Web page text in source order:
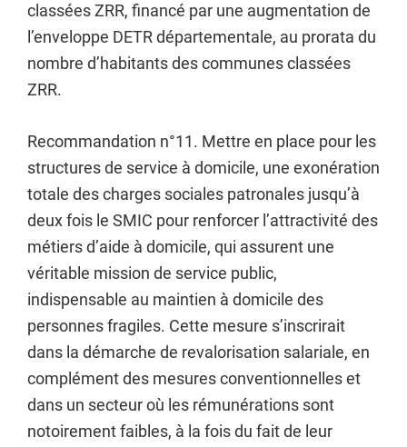
classées ZRR, financé par une augmentation de
l’enveloppe DETR départementale, au prorata du
nombre d’habitants des communes classées
ZRR.
Recommandation n°11. Mettre en place pour les
structures de service à domicile, une exonération
totale des charges sociales patronales jusqu’à
deux fois le SMIC pour renforcer l’attractivité des
métiers d’aide à domicile, qui assurent une
véritable mission de service public,
indispensable au maintien à domicile des
personnes fragiles. Cette mesure s’inscrirait
dans la démarche de revalorisation salariale, en
complément des mesures conventionnelles et
dans un secteur où les rémunérations sont
notoirement faibles, à la fois du fait de leur